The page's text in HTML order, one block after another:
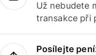
Už nebudete
transakce při
Posílejte